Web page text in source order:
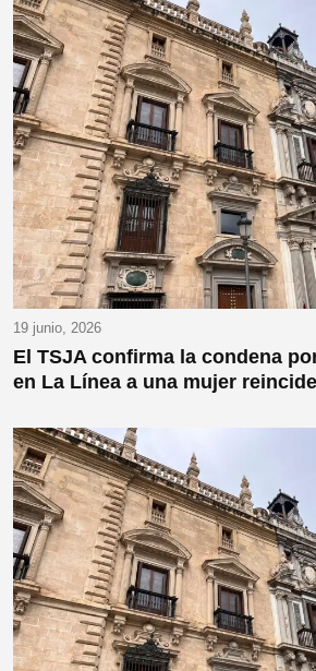
19 junio, 2026
El TSJA confirma la condena
en La Línea a una mujer